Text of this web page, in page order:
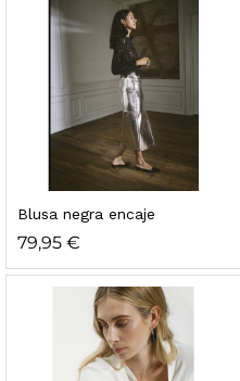
Blusa negra encaje
79,95 €